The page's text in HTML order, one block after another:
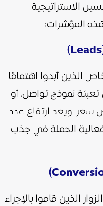
الاستراتيجية
هذه المؤشرات:
الذين أبدوا اهتمامًا
نموذج تواصل، أو
سعر. ويعد ارتفاع عدد
فعالية الحملة في جذب
الذين قاموا بالإجراء